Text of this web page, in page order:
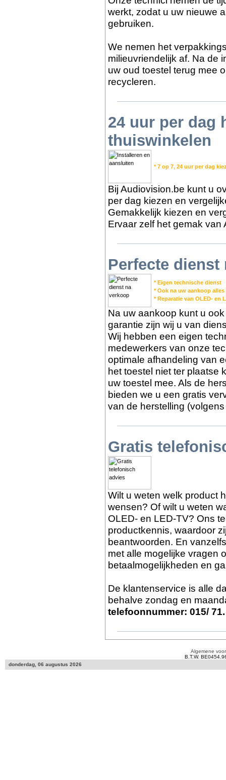
werkt, zodat u uw nieuwe
gebruiken.
We nemen het
milieuvriendelijk af. Na de
uw oud toestel terug mee
recycleren.
24 uur per dag
thuiswinkelen
* 7 op 7, 24 uur per dag
Bij Audiovision.be kunt u
per dag kiezen en
Gemakkelijk kiezen en
Ervaar zelf het gemak van
Perfecte dienst
* Eigen technische dienst
* Ook na uw aankoop
* Reparatie van OLED- en
Na uw aankoop kunt u
garantie zijn wij u van
Wij hebben een eigen
medewerkers van onze
optimale afhandeling van
het toestel niet ter plaatse
uw toestel mee. Als de
bieden we u een gratis
van de herstelling
Gratis
Wilt u weten welk product
wensen? Of wilt u weten
OLED- en LED-TV? Ons
productkennis, waardoor
beantwoorden. En
met alle mogelijke vragen
betaalmogelijkheden en
De klantenservice is alle
behalve zondag en
telefoonnummer: 015/
Algemene
B.T.W.
donderdag, 06 augustus 2026